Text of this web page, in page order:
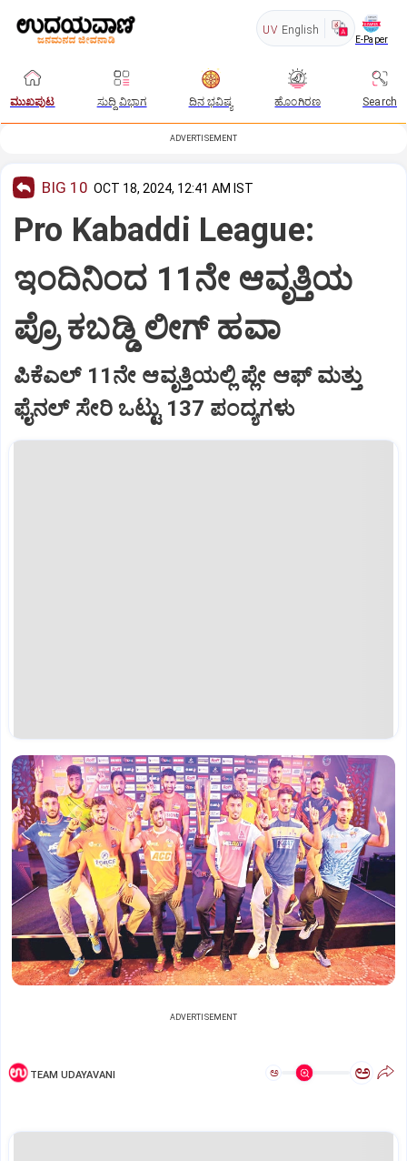
UV English
E-Paper
ಮುಖಪುಟ ಸುದ್ದಿ ವಿಭಾಗ ದಿನ ಭವಿಷ್ಯ ಹೊಂಗಿರಣ Search
ADVERTISEMENT
BIG 10 OCT 18, 2024, 12:41 AM IST
Pro Kabaddi League:
ಇಂದಿನಿಂದ 11ನೇ ಆವೃತ್ತಿಯ
ಪ್ರೊ ಕಬಡ್ಡಿ ಲೀಗ್‌ ಹವಾ
ಪಿಕೆಎಲ್‌ 11ನೇ ಆವೃತ್ತಿಯಲ್ಲಿ ಪ್ಲೇ ಆಫ್ ಮತ್ತು
ಫೈನಲ್‌ ಸೇರಿ ಒಟ್ಟು 137 ಪಂದ್ಯಗಳು
ADVERTISEMENT
TEAM UDAYAVANI ಅ ಅ